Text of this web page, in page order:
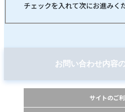
チェックを入れて次にお進みく
お問い合わせ内容
サイトのご